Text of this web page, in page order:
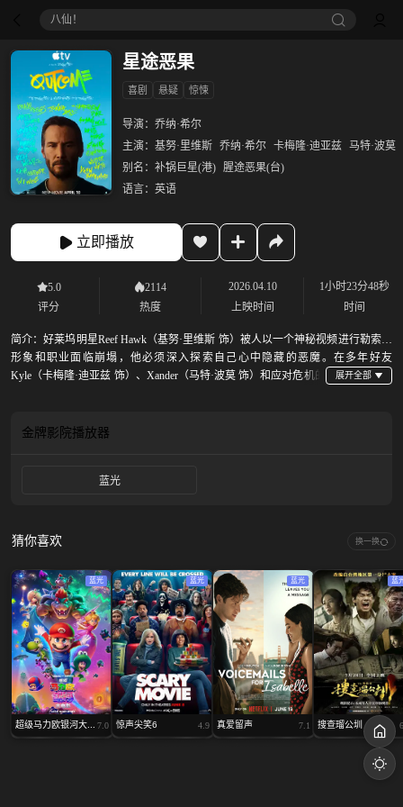
八仙！
星途恶果
喜剧 悬疑 惊悚
导演： 乔纳·希尔
主演： 基努·里维斯 乔纳·希尔 卡梅隆·迪亚兹 马特·波莫
别名： 补锅巨星(港) 腥途恶果(台)
语言： 英语
立即播放
5.0
评分
2114
热度
2026.04.10
上映时间
1小时23分48秒
时间
简介：好莱坞明星Reef Hawk（基努·里维斯 饰）被人以一个神秘视频进行勒索，
形象和职业面临崩塌，他必须深入探索自己心中隐藏的恶魔。在多年好友
Kyle（卡梅隆·迪亚兹 饰）、Xander（马特·波莫 饰）和应对危机的
的未来。
金牌影院播放器
蓝光
猜你喜欢 换一换
蓝光
超级马力欧银河大... 7.0
蓝光
惊声尖笑6 4.9
蓝光
真爱留声 7.1
蓝
搜查瑠公圳